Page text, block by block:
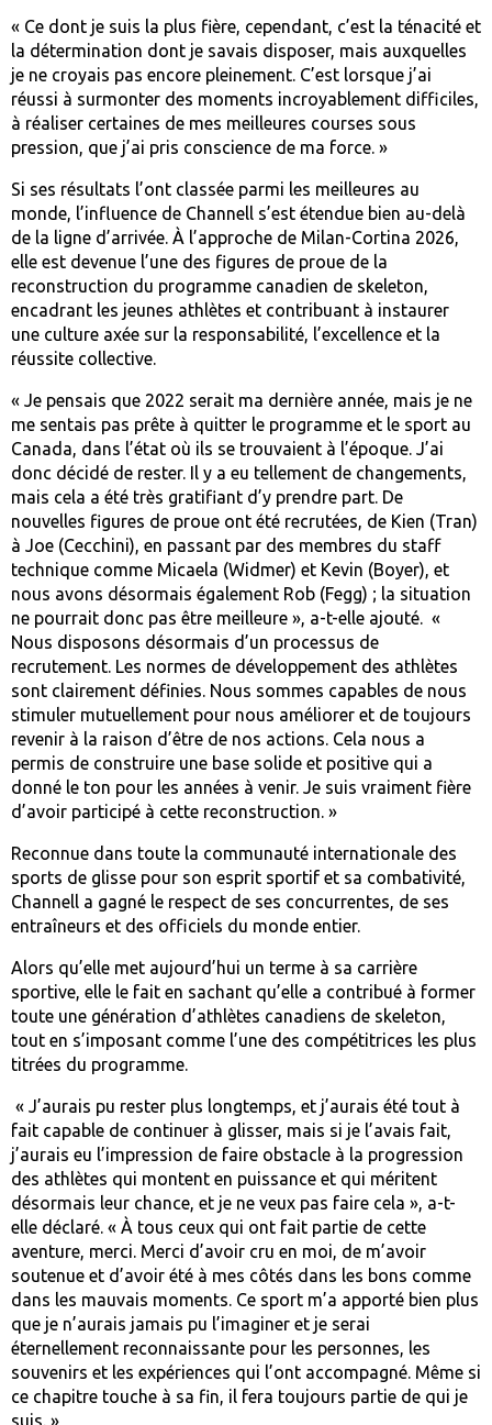
« Ce dont je suis la plus fière, cependant, c’est la ténacité et
la détermination dont je savais disposer, mais auxquelles
je ne croyais pas encore pleinement. C’est lorsque j’ai
réussi à surmonter des moments incroyablement difficiles,
à réaliser certaines de mes meilleures courses sous
pression, que j’ai pris conscience de ma force. »
Si ses résultats l’ont classée parmi les meilleures au
monde, l’influence de Channell s’est étendue bien au-delà
de la ligne d’arrivée. À l’approche de Milan-Cortina 2026,
elle est devenue l’une des figures de proue de la
reconstruction du programme canadien de skeleton,
encadrant les jeunes athlètes et contribuant à instaurer
une culture axée sur la responsabilité, l’excellence et la
réussite collective.
« Je pensais que 2022 serait ma dernière année, mais je ne
me sentais pas prête à quitter le programme et le sport au
Canada, dans l’état où ils se trouvaient à l’époque. J’ai
donc décidé de rester. Il y a eu tellement de changements,
mais cela a été très gratifiant d’y prendre part. De
nouvelles figures de proue ont été recrutées, de Kien (Tran)
à Joe (Cecchini), en passant par des membres du staff
technique comme Micaela (Widmer) et Kevin (Boyer), et
nous avons désormais également Rob (Fegg) ; la situation
ne pourrait donc pas être meilleure », a-t-elle ajouté. «
Nous disposons désormais d’un processus de
recrutement. Les normes de développement des athlètes
sont clairement définies. Nous sommes capables de nous
stimuler mutuellement pour nous améliorer et de toujours
revenir à la raison d’être de nos actions. Cela nous a
permis de construire une base solide et positive qui a
donné le ton pour les années à venir. Je suis vraiment fière
d’avoir participé à cette reconstruction. »
Reconnue dans toute la communauté internationale des
sports de glisse pour son esprit sportif et sa combativité,
Channell a gagné le respect de ses concurrentes, de ses
entraîneurs et des officiels du monde entier.
Alors qu’elle met aujourd’hui un terme à sa carrière
sportive, elle le fait en sachant qu’elle a contribué à former
toute une génération d’athlètes canadiens de skeleton,
tout en s’imposant comme l’une des compétitrices les plus
titrées du programme.
« J’aurais pu rester plus longtemps, et j’aurais été tout à
fait capable de continuer à glisser, mais si je l’avais fait,
j’aurais eu l’impression de faire obstacle à la progression
des athlètes qui montent en puissance et qui méritent
désormais leur chance, et je ne veux pas faire cela », a-t-
elle déclaré. « À tous ceux qui ont fait partie de cette
aventure, merci. Merci d’avoir cru en moi, de m’avoir
soutenue et d’avoir été à mes côtés dans les bons comme
dans les mauvais moments. Ce sport m’a apporté bien plus
que je n’aurais jamais pu l’imaginer et je serai
éternellement reconnaissante pour les personnes, les
souvenirs et les expériences qui l’ont accompagné. Même si
ce chapitre touche à sa fin, il fera toujours partie de qui je
suis. »